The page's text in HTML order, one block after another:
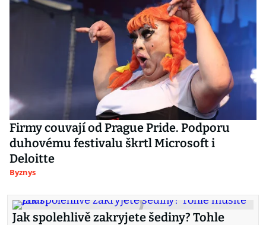
Firmy couvají od Prague Pride. Podporu
duhovému festivalu škrtl Microsoft i
Deloitte
Byznys
Jak spolehlivě zakryjete šediny? Tohle